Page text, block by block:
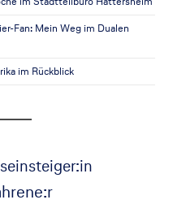
Fan: Mein Weg im Dualen
im Rückblick